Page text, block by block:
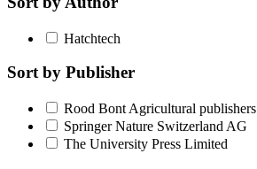
Hatchtech
Sort by Publisher
Rood Bont Agricultural publishers
Springer Nature Switzerland AG
The University Press Limited